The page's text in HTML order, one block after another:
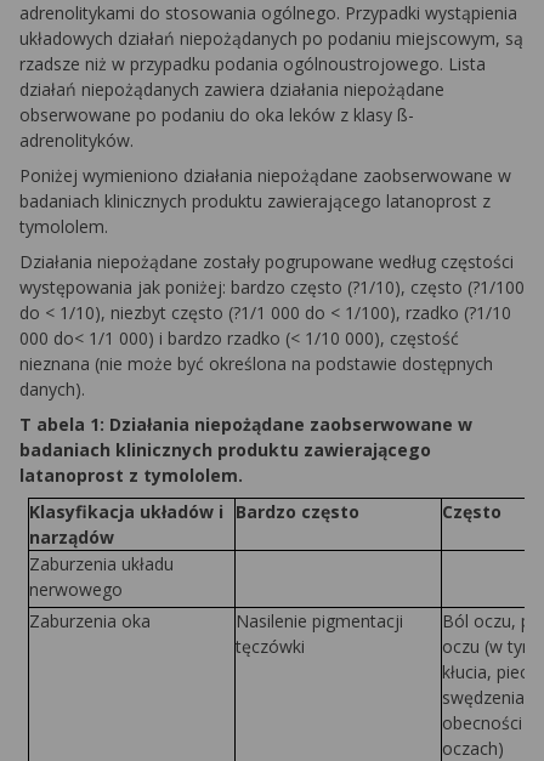
adrenolitykami do stosowania ogólnego. Przypadki wystąpienia
układowych działań niepożądanych po podaniu miejscowym, są
rzadsze niż w przypadku podania ogólnoustrojowego. Lista
działań niepożądanych zawiera działania niepożądane
obserwowane po podaniu do oka leków z klasy ß-
adrenolityków.
Poniżej wymieniono działania niepożądane zaobserwowane w
badaniach klinicznych produktu zawierającego latanoprost z
tymololem.
Działania niepożądane zostały pogrupowane według częstości
występowania jak poniżej: bardzo często (?1/10), często (?1/100
do < 1/10), niezbyt często (?1/1 000 do < 1/100), rzadko (?1/10
000 do< 1/1 000) i bardzo rzadko (< 1/10 000), częstość
nieznana (nie może być określona na podstawie dostępnych
danych).
T abela 1: Działania niepożądane zaobserwowane w
badaniach klinicznych produktu zawierającego
latanoprost z tymololem.
Klasyfikacja układów i
narządów
Bardzo często Często
Zaburzenia układu
nerwowego
Zaburzenia oka
Nasilenie pigmentacji
tęczówki
Ból oczu,
oczu (w tym
kłucia,
swędzenia,
obecności
oczach)